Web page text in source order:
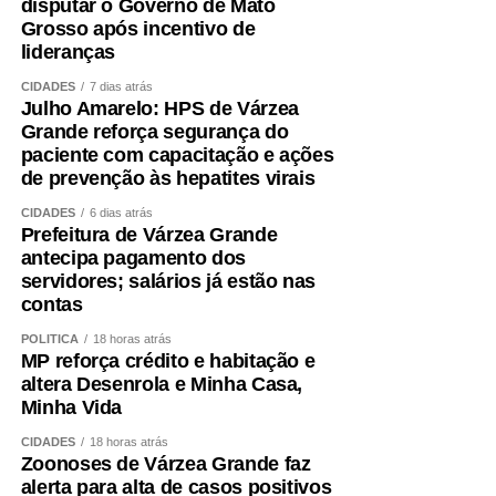
do ensino ofertado para as crianças.
de 4% acima da inflação nos últimos anos — o que,
segundo ele, representaria uma evolução expressiva dos
valores direcionados à educação no Orçamento.
Controle
De acordo com o diretor de Controle Externo da
Educação do Tribunal de Contas da União (TCU), Paulo
Malheiros da Franca Junior, houve um crescimento
por conta de novas modalidades de financiamento.
O diretor ressaltou que o controle externo contribui para a
que esse tipo de fiscalização sobre os recursos da
educação seja ampliado. Ele também defendeu dar força
disputar o Governo de Mato
Grosso após incentivo de
lideranças
CIDADES 7 dias atrás
Julho Amarelo: HPS de Várzea
Grande reforça segurança do
paciente com capacitação e ações
de prevenção às hepatites virais
CIDADES 6 dias atrás
Prefeitura de Várzea Grande
antecipa pagamento dos
servidores; salários já estão nas
contas
POLÍTICA 18 horas atrás
MP reforça crédito e habitação e
altera Desenrola e Minha Casa,
Minha Vida
CIDADES 18 horas atrás
Zoonoses de Várzea Grande faz
alerta para alta de casos positivos